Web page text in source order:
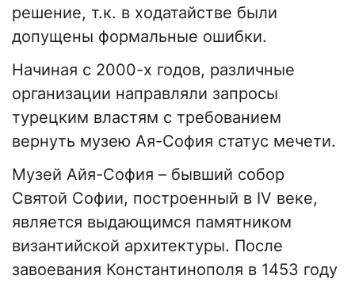
решение, т.к. в ходатайстве были
допущены формальные ошибки.
Начиная с 2000-х годов, различные
организации направляли запросы
турецким властям с требованием
вернуть музею Ая-София статус мечети.
Музей Айя-София – бывший собор
Святой Софии, построенный в IV веке,
является выдающимся памятником
византийской архитектуры. После
завоевания Константинополя в 1453 году